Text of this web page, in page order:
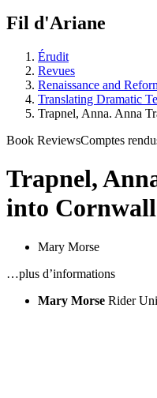
Fil d'Ariane
Érudit
Revues
Renaissance and
Translating Dramatic
Trapnel, Anna. Anna
Book ReviewsComptes
Trapnel,
into
Mary Morse
…plus d’informations
Mary Morse Rider